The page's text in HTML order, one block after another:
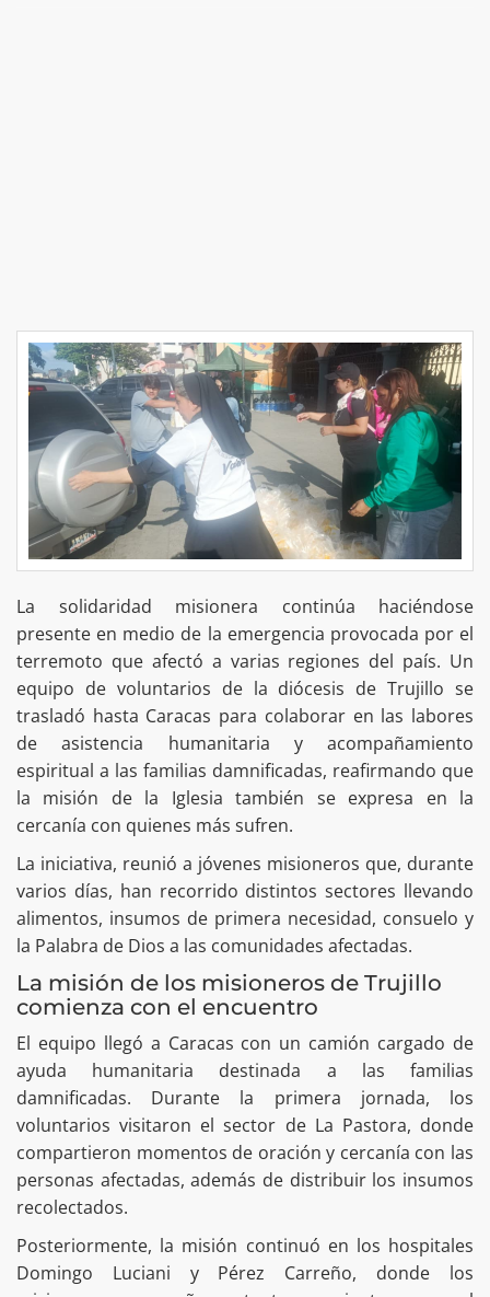
La solidaridad misionera continúa haciéndose
presente en medio de la emergencia provocada por el
terremoto que afectó a varias regiones del país. Un
equipo de voluntarios de la diócesis de Trujillo se
trasladó hasta Caracas para colaborar en las labores
de asistencia humanitaria y acompañamiento
espiritual a las familias damnificadas, reafirmando que
la misión de la Iglesia también se expresa en la
cercanía con quienes más sufren.
La iniciativa, reunió a jóvenes misioneros que, durante
varios días, han recorrido distintos sectores llevando
alimentos, insumos de primera necesidad, consuelo y
la Palabra de Dios a las comunidades afectadas.
La misión de los misioneros de Trujillo
comienza con el encuentro
El equipo llegó a Caracas con un camión cargado de
ayuda humanitaria destinada a las familias
damnificadas. Durante la primera jornada, los
voluntarios visitaron el sector de La Pastora, donde
compartieron momentos de oración y cercanía con las
personas afectadas, además de distribuir los insumos
recolectados.
Posteriormente, la misión continuó en los hospitales
Domingo Luciani y Pérez Carreño, donde los